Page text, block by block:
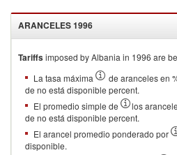
ARANCELES1996
Tariffsimposed by Albania in 1996 are
La tasa máxima
de aranceles en
de no está disponible percent.
El promedio simple de
los
de no está disponible percent.
El arancel promedio ponderado por
disponible.